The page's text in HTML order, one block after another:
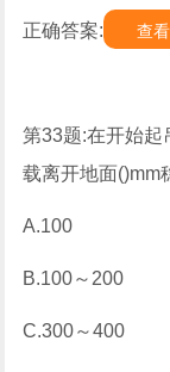
正确答案: 查
第33题:在开始起
载离开地面()mm
A.100
B.100～200
C.300～400